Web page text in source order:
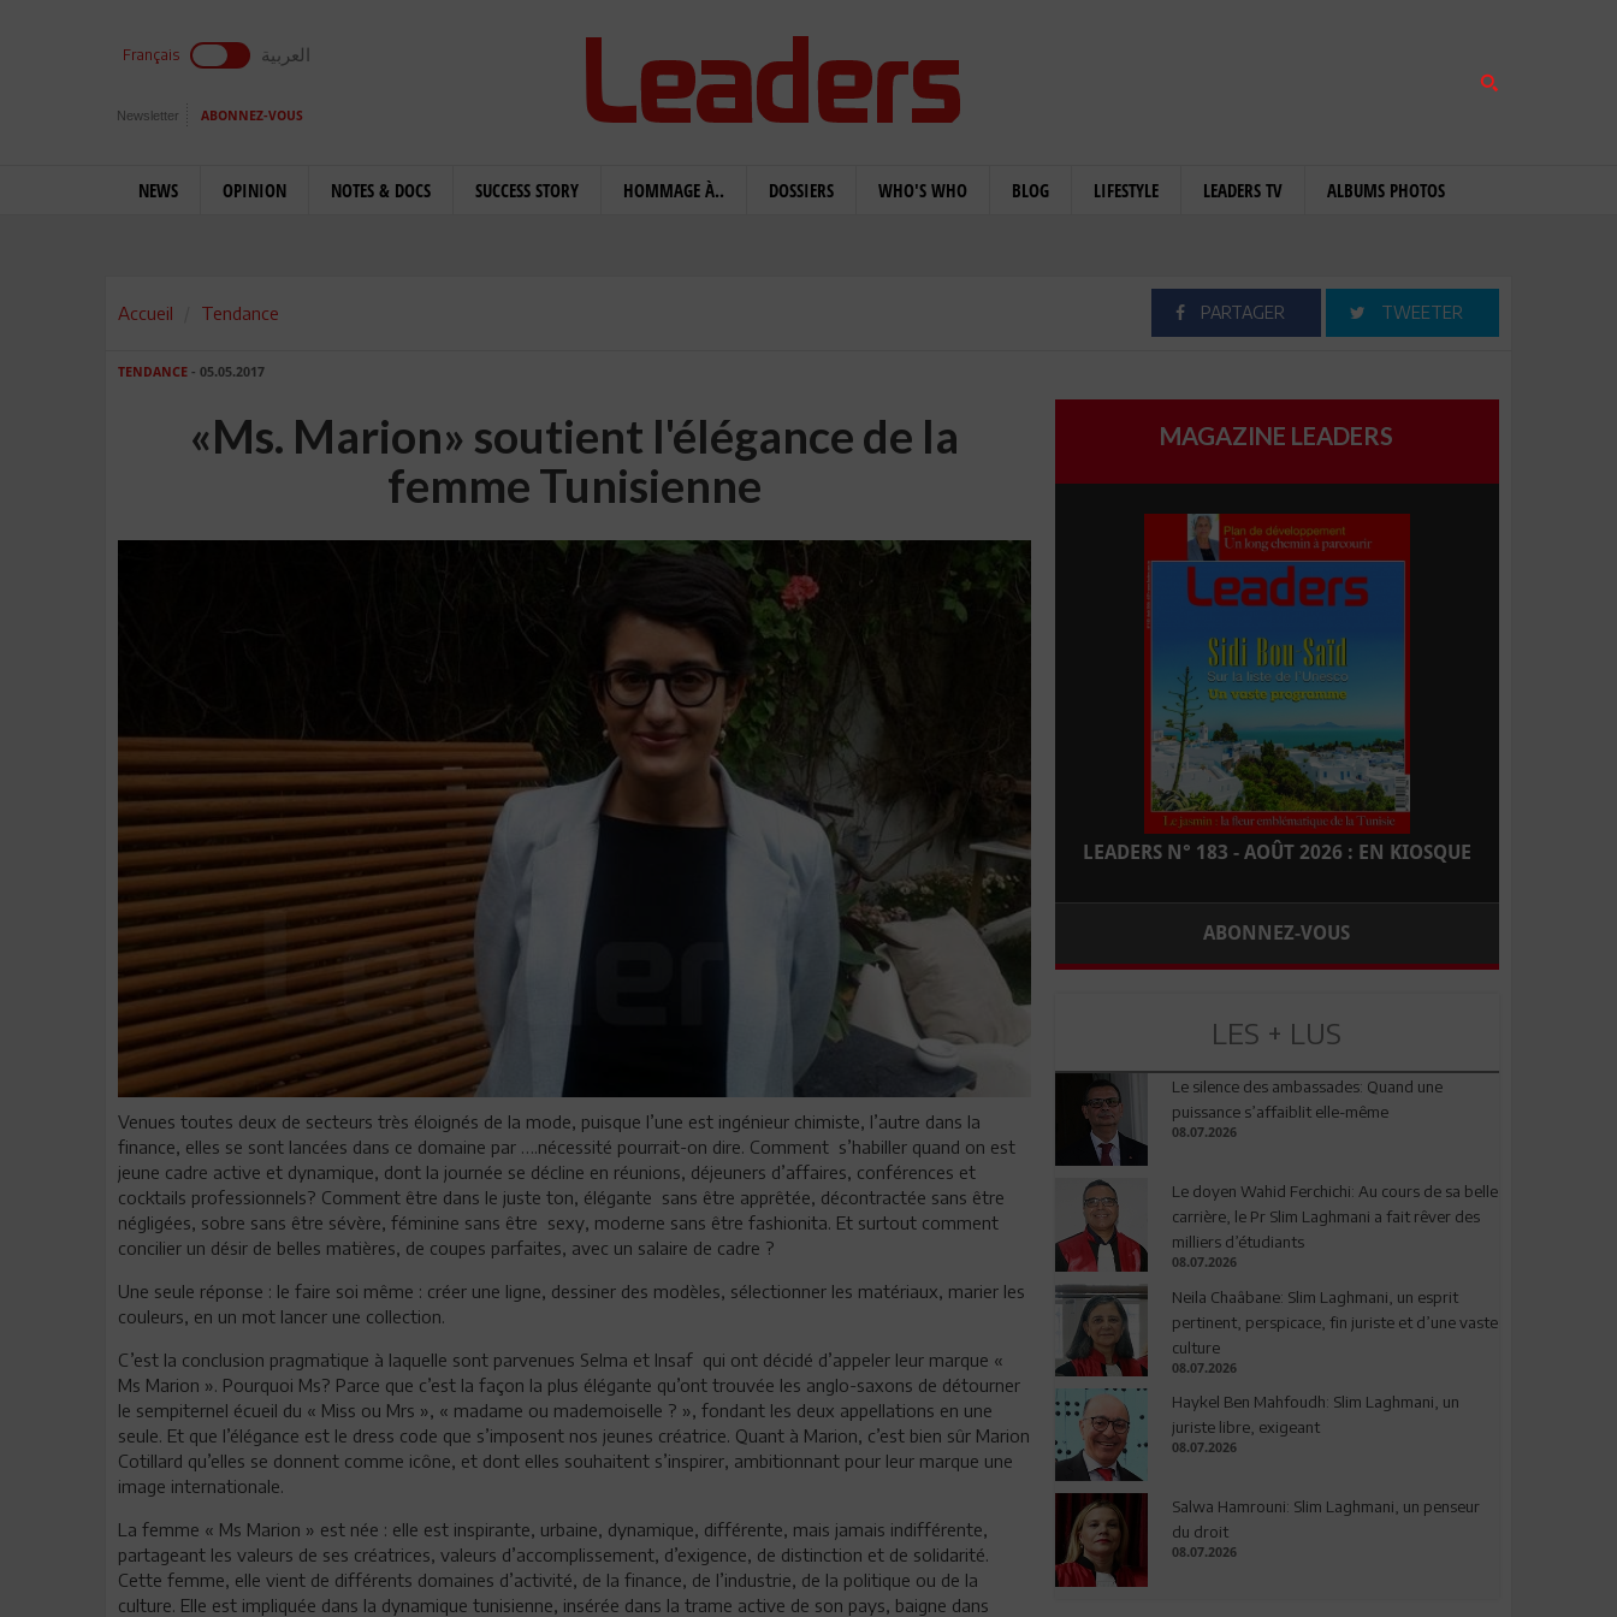
Français العربية
Newsletter ABONNEZ-VOUS
NEWS OPINION NOTES & DOCS SUCCESS STORY HOMMAGE À.. DOSSIERS WHO'S WHO BLOG LIFESTYLE LEADERS TV ALBUMS PHOTOS
Accueil Tendance PARTAGER TWEETER
TENDANCE - 05.05.2017
«Ms. Marion» soutient l'élégance de la
femme Tunisienne
Venues toutes deux de secteurs très éloignés de la mode, puisque l’une est ingénieur chimiste, l’autre dans la
finance, elles se sont lancées dans ce domaine par ….nécessité pourrait-on dire. Comment s’habiller quand on est
jeune cadre active et dynamique, dont la journée se décline en réunions, déjeuners d’affaires, conférences et
cocktails professionnels? Comment être dans le juste ton, élégante sans être apprêtée, décontractée sans être
négligées, sobre sans être sévère, féminine sans être sexy, moderne sans être fashionita. Et surtout comment
concilier un désir de belles matières, de coupes parfaites, avec un salaire de cadre ?
Une seule réponse : le faire soi même : créer une ligne, dessiner des modèles, sélectionner les matériaux, marier les
couleurs, en un mot lancer une collection.
C’est la conclusion pragmatique à laquelle sont parvenues Selma et Insaf qui ont décidé d’appeler leur marque «
Ms Marion ». Pourquoi Ms? Parce que c’est la façon la plus élégante qu’ont trouvée les anglo-saxons de détourner
le sempiternel écueil du « Miss ou Mrs », « madame ou mademoiselle ? », fondant les deux appellations en une
seule. Et que l’élégance est le dress code que s’imposent nos jeunes créatrice. Quant à Marion, c’est bien sûr Marion
Cotillard qu’elles se donnent comme icône, et dont elles souhaitent s’inspirer, ambitionnant pour leur marque une
image internationale.
La femme « Ms Marion » est née : elle est inspirante, urbaine, dynamique, différente, mais jamais indifférente,
partageant les valeurs de ses créatrices, valeurs d’accomplissement, d’exigence, de distinction et de solidarité.
Cette femme, elle vient de différents domaines d’activité, de la finance, de l’industrie, de la politique ou de la
culture. Elle est impliquée dans la dynamique tunisienne, insérée dans la trame active de son pays, baigne dans
MAGAZINE LEADERS
LEADERS N° 183 - AOÛT 2026 : EN KIOSQUE
ABONNEZ-VOUS
LES + LUS
Le silence des ambassades: Quand une
puissance s’affaiblit elle-même
08.07.2026
Le doyen Wahid Ferchichi: Au cours de sa belle
carrière, le Pr Slim Laghmani a fait rêver des
milliers d’étudiants
08.07.2026
Neila Chaâbane: Slim Laghmani, un esprit
pertinent, perspicace, fin juriste et d’une vaste
culture
08.07.2026
Haykel Ben Mahfoudh: Slim Laghmani, un
juriste libre, exigeant
08.07.2026
Salwa Hamrouni: Slim Laghmani, un penseur
du droit
08.07.2026